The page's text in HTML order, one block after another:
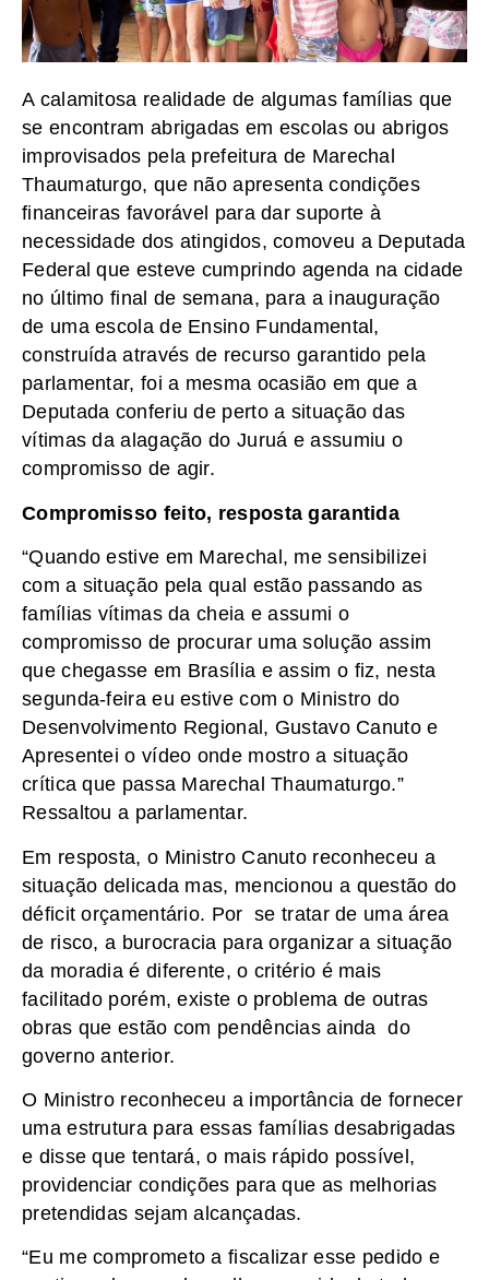
A calamitosa realidade de algumas famílias que
se encontram abrigadas em escolas ou abrigos
improvisados pela prefeitura de Marechal
Thaumaturgo, que não apresenta condições
financeiras favorável para dar suporte à
necessidade dos atingidos, comoveu a Deputada
Federal que esteve cumprindo agenda na cidade
no último final de semana, para a inauguração
de uma escola de Ensino Fundamental,
construída através de recurso garantido pela
parlamentar, foi a mesma ocasião em que a
Deputada conferiu de perto a situação das
vítimas da alagação do Juruá e assumiu o
compromisso de agir.
Compromisso feito, resposta garantida
“Quando estive em Marechal, me sensibilizei
com a situação pela qual estão passando as
famílias vítimas da cheia e assumi o
compromisso de procurar uma solução assim
que chegasse em Brasília e assim o fiz, nesta
segunda-feira eu estive com o Ministro do
Desenvolvimento Regional, Gustavo Canuto e
Apresentei o vídeo onde mostro a situação
crítica que passa Marechal Thaumaturgo.”
Ressaltou a parlamentar.
Em resposta, o Ministro Canuto reconheceu a
situação delicada mas, mencionou a questão do
déficit orçamentário. Por se tratar de uma área
de risco, a burocracia para organizar a situação
da moradia é diferente, o critério é mais
facilitado porém, existe o problema de outras
obras que estão com pendências ainda do
governo anterior.
O Ministro reconheceu a importância de fornecer
uma estrutura para essas famílias desabrigadas
e disse que tentará, o mais rápido possível,
providenciar condições para que as melhorias
pretendidas sejam alcançadas.
“Eu me comprometo a fiscalizar esse pedido e